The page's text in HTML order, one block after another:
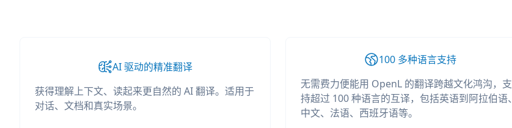
AI 驱动的精准翻译
获得理解上下文、读起来更自然的 AI 翻译。适用于
对话、文档和真实场景。
100 多种语言支持
无需费力便能用 OpenL 的翻译跨越文化鸿沟，支
持超过 100 种语言的互译，包括英语到阿拉伯语、
中文、法语、西班牙语等。